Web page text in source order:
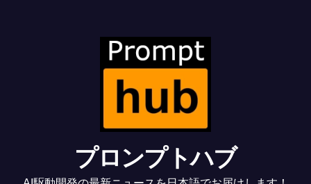
プロンプトハブ